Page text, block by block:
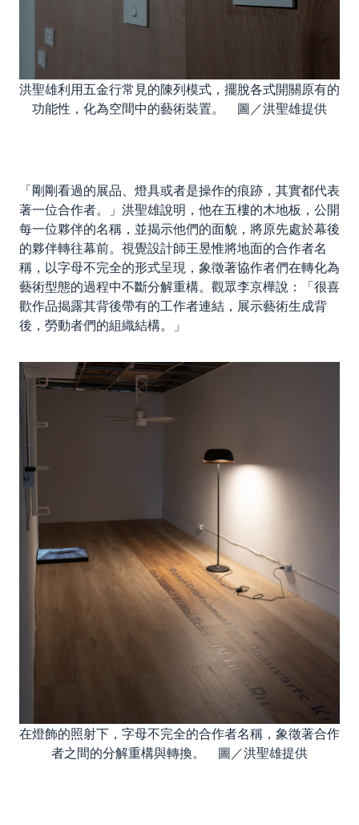
洪聖雄利用五金行常見的陳列模式，擺脫各式開關原有的
功能性，化為空間中的藝術裝置。 圖／洪聖雄提供
「剛剛看過的展品、燈具或者是操作的痕跡，其實都代表
著一位合作者。」洪聖雄說明，他在五樓的木地板，公開
每一位夥伴的名稱，並揭示他們的面貌，將原先處於幕後
的夥伴轉往幕前。視覺設計師王昱惟將地面的合作者名
稱，以字母不完全的形式呈現，象徵著協作者們在轉化為
藝術型態的過程中不斷分解重構。觀眾李京樺說：「很喜
歡作品揭露其背後帶有的工作者連結，展示藝術生成背
後，勞動者們的組織結構。」
在燈飾的照射下，字母不完全的合作者名稱，象徵著合作
者之間的分解重構與轉換。 圖／洪聖雄提供